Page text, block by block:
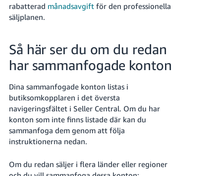
Logga
In
Registrera
dig
rabatterad månadsavgiftför den professionella
säljplanen.
Så här ser du om du redan
har sammanfogade konton
Dina sammanfogade konton listas i
butiksomkopplaren i det översta
navigeringsfältet i Seller Central. Om du har
konton som inte finns listade där kan du
sammanfoga dem genom att följa
instruktionerna nedan.
Om du redan säljer i flera länder eller regioner